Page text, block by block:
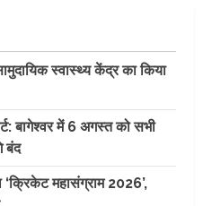
स्वास्थ्य केंद्र का किया
बागेश्वर में 6 अगस्त को सभी
बंद
महासंग्राम 2026’,